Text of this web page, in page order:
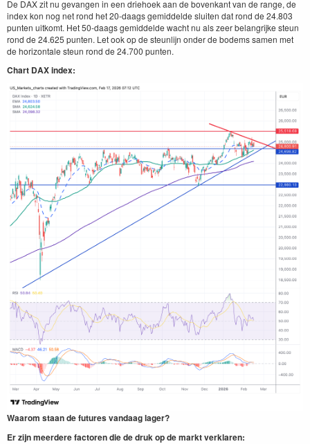
De DAX zit nu gevangen in een driehoek aan de bovenkant van de range, de
index kon nog net rond het 20-daags gemiddelde sluiten dat rond de 24.803
punten uitkomt. Het 50-daags gemiddelde wacht nu als zeer belangrijke steun
rond de 24.625 punten. Let ook op de steunlijn onder de bodems samen met
de horizontale steun rond de 24.700 punten.
Chart DAX index:
Waarom staan de futures vandaag lager?
Er zijn meerdere factoren die de druk op de markt verklaren: